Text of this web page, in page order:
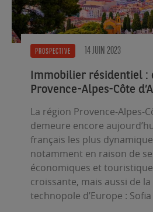
PROSPECTIVE 14 JUIN 2023
Immobilier résidentiel :
Provence-Alpes-Côte
La région Provence-Alpes-
demeure encore
français les plus
notamment en raison de
économiques et
croissante, mais aussi de
technopole d’Europe :